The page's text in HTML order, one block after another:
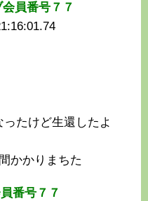
員番号７７
たけど生還したよ
かかりまちた
番号７７